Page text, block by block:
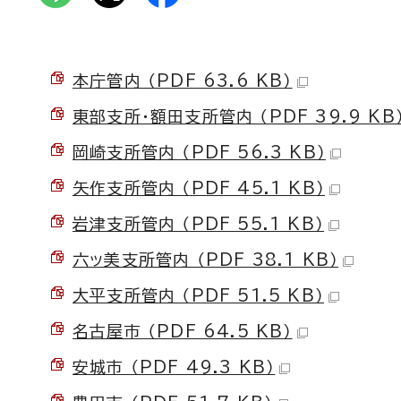
本庁管内 （PDF 63.6 KB）
東部支所・額田支所管内 （PDF 39.9 KB）
岡崎支所管内 （PDF 56.3 KB）
矢作支所管内 （PDF 45.1 KB）
岩津支所管内 （PDF 55.1 KB）
六ッ美支所管内 （PDF 38.1 KB）
大平支所管内 （PDF 51.5 KB）
名古屋市 （PDF 64.5 KB）
安城市 （PDF 49.3 KB）